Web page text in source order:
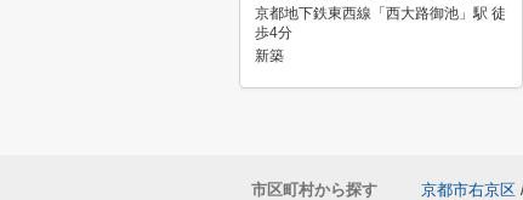
京都地下鉄東西線「西大路御池」駅 徒
歩4分
新築
市区町村から探す 京都市右京区